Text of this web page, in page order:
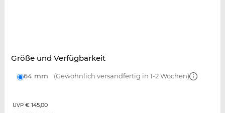
Größe und Verfügbarkeit
64 mm (Gewöhnlich versandfertig in 1-2 Wochen)
UVP € 145,00